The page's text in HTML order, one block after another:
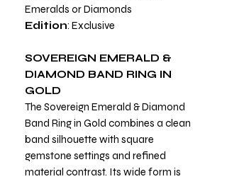
Emeralds or Diamonds
Edition: Exclusive
SOVEREIGN EMERALD &
DIAMOND BAND RING IN
GOLD
The Sovereign Emerald & Diamond
Band Ring in Gold combines a clean
band silhouette with square
gemstone settings and refined
material contrast. Its wide form is